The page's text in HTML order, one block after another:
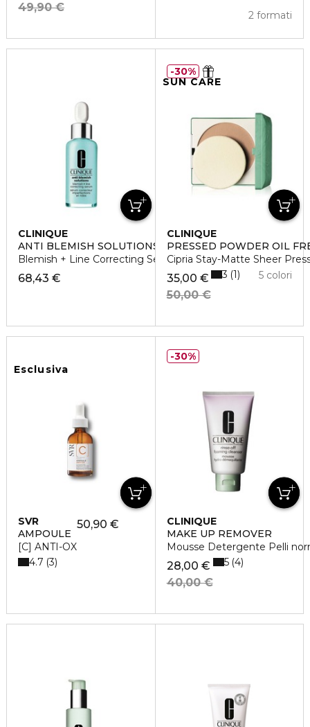
49,90 €
2 formati
CLINIQUE
ANTI BLEMISH SOLUTIONS
Blemish + Line Correcting Serum Siero
68,43 €
SUN CARE
CLINIQUE
PRESSED POWDER OIL
Cipria Stay-Matte Sheer
35,00 €
50,00 €
5 colori
3 1
30%
Esclusiva
SVR
AMPOULE
[C] ANTI-OX
50,90 €
4.7 3
CLINIQUE
MAKE UP REMOVER
Mousse Detergente Pelli
28,00 €
40,00 €
5 4
30%